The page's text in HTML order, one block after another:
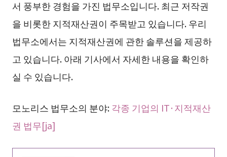
서 풍부한 경험을 가진 법무소입니다. 최근 저작권
을 비롯한 지적재산권이 주목받고 있습니다. 우리
법무소에서는 지적재산권에 관한 솔루션을 제공하
고 있습니다. 아래 기사에서 자세한 내용을 확인하
실 수 있습니다.
모노리스 법무소의 분야:각종 기업의 IT·지적재산
권 법무[ja]